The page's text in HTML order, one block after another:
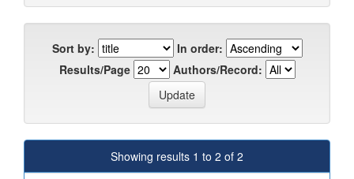
Sort by:
In order:
Results/Page
Authors/Record:
Showing results 1 to 2 of 2